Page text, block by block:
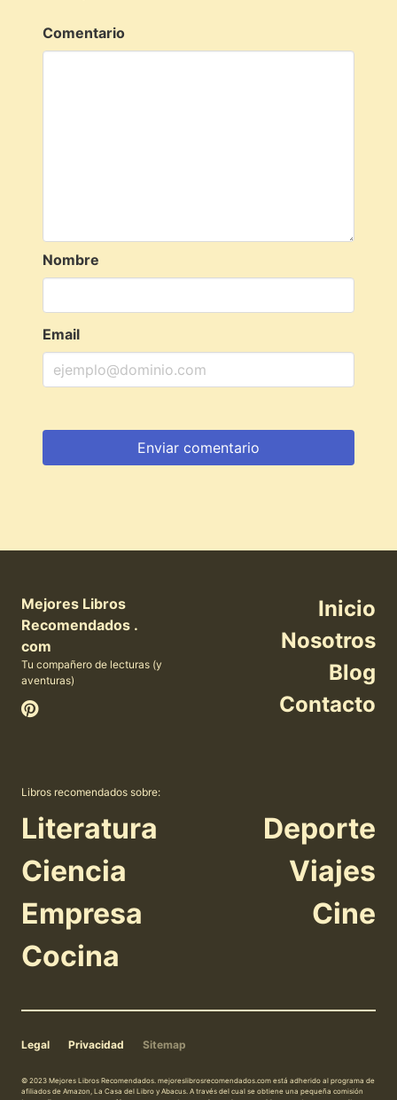
Comentario
Nombre
Email
Mejores Libros
Recomendados .
com
Tu compañero de lecturas (y
aventuras)
Inicio
Nosotros
Blog
Contacto
Libros recomendados sobre:
Literatura
Ciencia
Empresa
Cocina
Deporte
Viajes
Cine
Legal Privacidad Sitemap
© 2023 Mejores Libros Recomendados. mejoreslibrosrecomendados.com está adherido al programa de
afiliados de Amazon, La Casa del Libro y Abacus. A través del cual se obtiene una pequeña comisión